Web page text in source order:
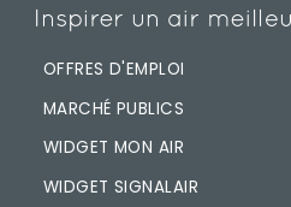
OFFRES D'EMPLOI
MARCHÉ PUBLICS
WIDGET MON AIR
WIDGET SIGNALAIR